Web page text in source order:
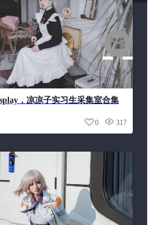
，凉凉子实习生采集室合集
317
0